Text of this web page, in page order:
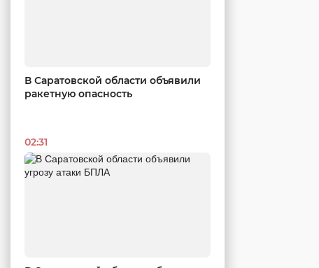
В Саратовской области объявили
ракетную опасность
02:31